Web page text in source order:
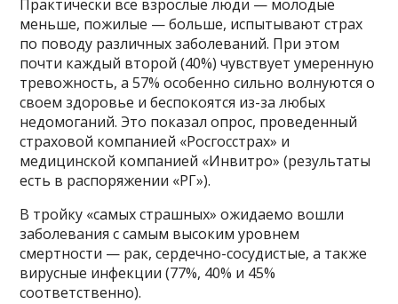
Практически все взрослые люди — молодые
меньше, пожилые — больше, испытывают страх
по поводу различных заболеваний. При этом
почти каждый второй (40%) чувствует умеренную
тревожность, а 57% особенно сильно волнуются о
своем здоровье и беспокоятся из-за любых
недомоганий. Это показал опрос, проведенный
страховой компанией «Росгосстрах» и
медицинской компанией «Инвитро» (результаты
есть в распоряжении «РГ»).
В тройку «самых страшных» ожидаемо вошли
заболевания с самым высоким уровнем
смертности — рак, сердечно-сосудистые, а также
вирусные инфекции (77%, 40% и 45%
соответственно).